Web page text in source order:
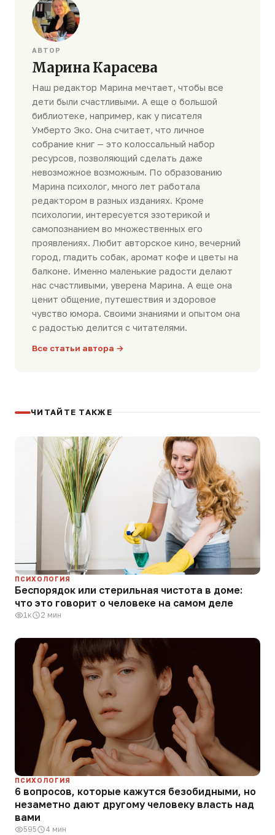
АВТОР
Марина Карасева
Наш редактор Марина мечтает, чтобы все
дети были счастливыми. А еще о большой
библиотеке, например, как у писателя
Умберто Эко. Она считает, что личное
собрание книг — это колоссальный набор
ресурсов, позволяющий сделать даже
невозможное возможным. По образованию
Марина психолог, много лет работала
редактором в разных изданиях. Кроме
психологии, интересуется эзотерикой и
самопознанием во множественных его
проявлениях. Любит авторское кино, вечерний
город, гладить собак, аромат кофе и цветы на
балконе. Именно маленькие радости делают
нас счастливыми, уверена Марина. А еще она
ценит общение, путешествия и здоровое
чувство юмора. Своими знаниями и опытом она
с радостью делится с читателями.
Все статьи автора →
ЧИТАЙТЕ ТАКЖЕ
ПСИХОЛОГИЯ
Беспорядок или стерильная чистота в доме:
что это говорит о человеке на самом деле
1к 2 мин
ПСИХОЛОГИЯ
6 вопросов, которые кажутся безобидными, но
незаметно дают другому человеку власть над
вами
595 4 мин